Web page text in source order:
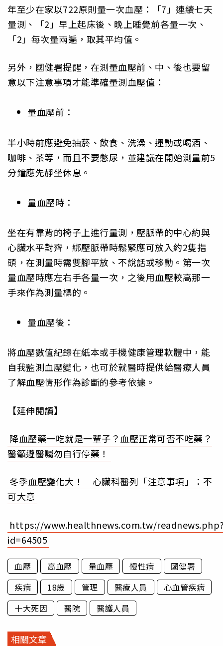
年至少在家以722原則量一次血壓：「7」連續七天
量測、「2」早上起床後、晚上睡覺前各量一次、
「2」每次量兩遍，取其平均值。
另外，國健署提醒，在測量血壓前、中、後也要留
意以下注意事項才能準確量測血壓值：
量血壓前：
半小時前應避免抽菸、飲食、洗澡、運動或喝酒、
咖啡、茶等，而且不要憋尿，並建議在開始測量前5
分鐘應先靜坐休息。
量血壓時：
坐在有靠背的椅子上進行量測，壓脈帶的中心約與
心臟水平對齊，綁壓脈帶時鬆緊應可放入約2隻指
頭，在測量時需雙腳平放、不說話或移動。第一次
量血壓時應左右手各量一次，之後用血壓較高那一
手來作為測量標的。
量血壓後：
將血壓數值紀錄在紙本或手機健康管理軟體中，能
自我監測血壓變化，也可於就醫時提供給醫療人員
了解血壓情形作為診斷的參考依據。
【延伸閱讀】
降血壓藥一吃就是一輩子？血壓正常可否不吃藥？
醫籲遵醫囑勿自行停藥！
冬季血壓變化大！ 心臟科醫列「注意事項」：不
可大意
https://www.healthnews.com.tw/
id=64505
血壓 高血壓 量血壓 慢性病
國健署
疾病
18歲 管理 醫療人員
心血管疾病
十大死因
醫院 醫護人員
相關文章